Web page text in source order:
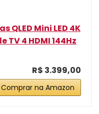
QLED Mini LED 4K
TV 4 HDMI 144Hz
R$ 3.399,00
Comprar na Amazon